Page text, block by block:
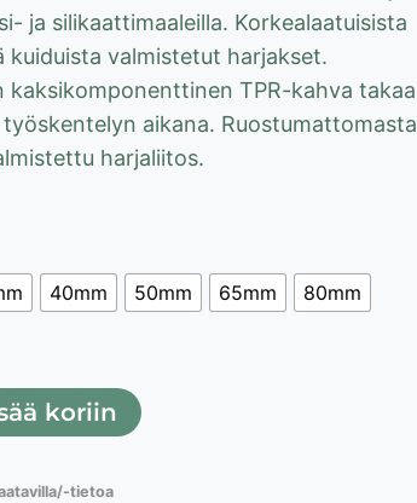
8,10 €
ja silikaattimaaleilla. Korkealaatuisista
kuiduista valmistetut harjakset.
kaksikomponenttinen TPR-kahva takaa
aikana. Ruostumattomasta
harjaliitos.
40mm 50mm 65mm 80mm
koriin
tietoa